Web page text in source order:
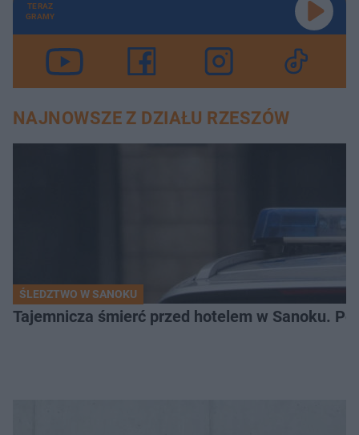
TERAZ
GRAMY
NAJNOWSZE Z DZIAŁU RZESZÓW
ŚLEDZTWO W SANOKU
Tajemnicza śmierć przed hotelem w Sanoku.